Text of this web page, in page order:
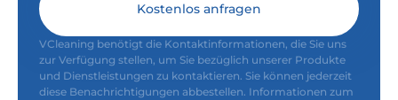
Kostenlos anfragen
VCleaning benötigt die Kontaktinformationen, die Sie uns
zur Verfügung stellen, um Sie bezüglich unserer Produkte
und Dienstleistungen zu kontaktieren. Sie können jederzeit
diese Benachrichtigungen abbestellen. Informationen zum